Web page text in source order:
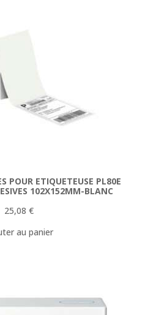
POUR ETIQUETEUSE PL80E
102X152MM-BLANC
25,08 €
au panier